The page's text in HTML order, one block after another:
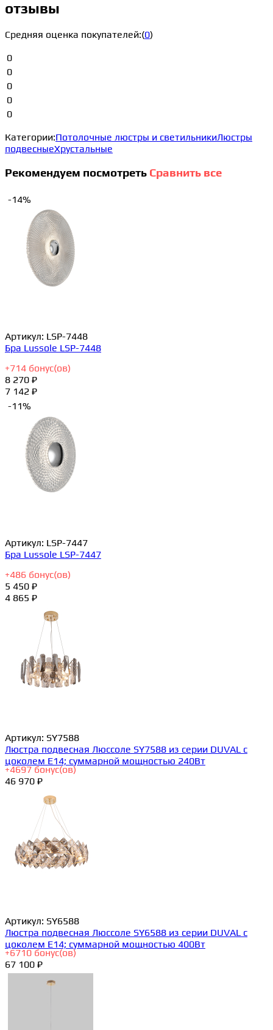
отзывы
Средняя оценка покупателей:(0)
0
0
0
0
0
Категории:Потолочные люстры и светильникиЛюстры
подвесныеХрустальные
Рекомендуем посмотреть Сравнить все
-14%
Артикул: LSP-7448
Бра Lussole LSP-7448
+714 бонус(ов)
8 270 ₽
7 142 ₽
-11%
Артикул: LSP-7447
Бра Lussole LSP-7447
+486 бонус(ов)
5 450 ₽
4 865 ₽
Артикул: SY7588
Люстра подвесная Люссоле SY7588 из серии DUVAL с
цоколем E14; суммарной мощностью 240Вт
+4697 бонус(ов)
46 970 ₽
Артикул: SY6588
Люстра подвесная Люссоле SY6588 из серии DUVAL с
цоколем E14; суммарной мощностью 400Вт
+6710 бонус(ов)
67 100 ₽